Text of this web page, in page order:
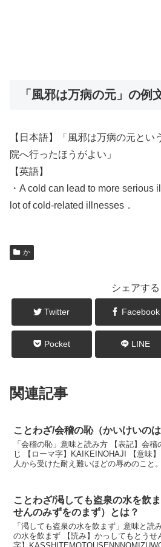
「風邪は万病の元」の例
【日本語】「風邪は万病の元とい
院へ行ったほうがよい」
【英語】
・A cold can lead to more serious
lot of cold-related illnesses．
か
シェアする
Twitter Facebook
Pocket LINE
関連記事
ことわざ/会稽の恥（かいけいの
「会稽の恥」意味と読み方 【表記】会稽の恥 【読み】かいけいのは
じ 【ローマ字】KAIKEINOHAJI 【意味】 戦いや勝負ごとに負け、他
人から受けた耐え難いほどの辱めのこと。 説明 中国の春秋時代
ことわざ/渇しても盗泉の水を飲
せんのみずをのまず）とは？
「渇しても盗泉の水を飲まず」意味と読み方 【表記】渇して
の水を飲まず 【読み】かっしてもとうせ